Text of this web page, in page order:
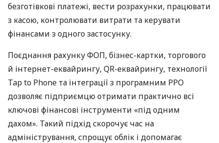
безготівкові платежі, вести розрахунки, працювати
з касою, контролювати витрати та керувати
фінансами з одного застосунку.
Поєднання рахунку ФОП, бізнес-картки, торгового
й інтернет-еквайрингу, QR-еквайрингу, технології
Tap to Phone та інтеграції з програмним РРО
дозволяє підприємцю отримати практично всі
ключові фінансові інструменти «під одним
дахом». Такий підхід скорочує час на
адміністрування, спрощує облік і допомагає